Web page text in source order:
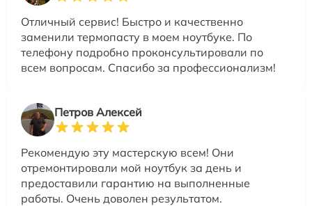
Отличный сервис! Быстро и качественно
заменили термопасту в моем ноутбуке. По
телефону подробно проконсультировали по
всем вопросам. Спасибо за профессионализм!
Петров Алексей
Рекомендую эту мастерскую всем! Они
отремонтировали мой ноутбук за день и
предоставили гарантию на выполненные
работы. Очень доволен результатом.